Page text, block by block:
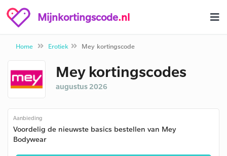
Mijnkortingscode.nl
Home Erotiek Mey kortingscode
Mey kortingscodes
augustus 2026
Aanbieding
Voordelig de nieuwste basics bestellen van Mey
Bodywear